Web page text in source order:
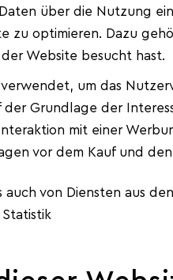
über die Nutzung
zu optimieren. Dazu
Website besucht hast.
um das
der Grundlage der
mit einer
vor dem Kauf und
auch von Diensten aus